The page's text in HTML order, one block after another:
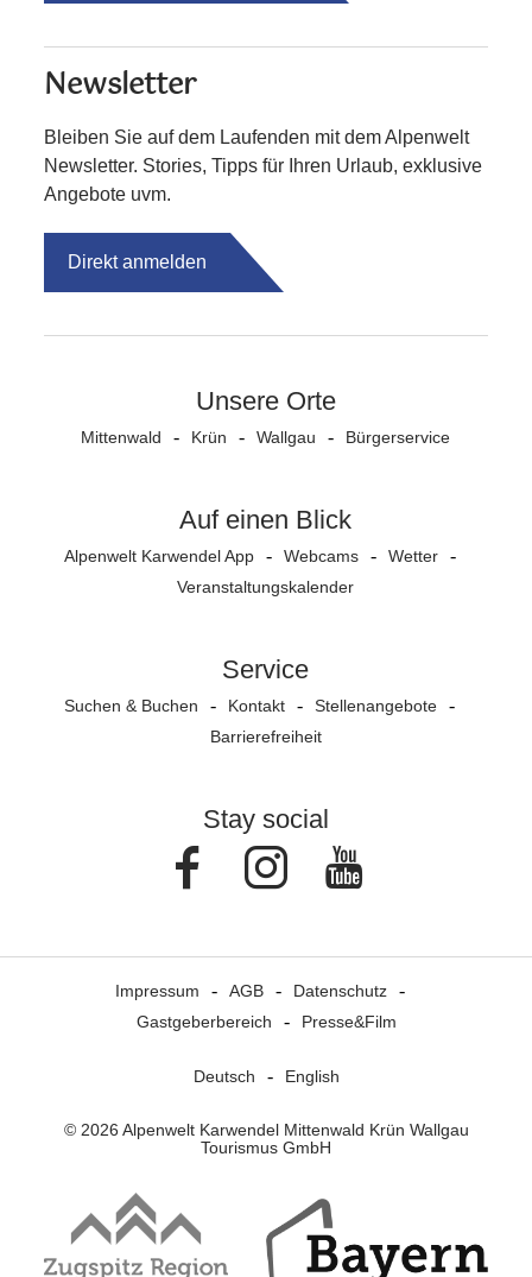
Newsletter
Bleiben Sie auf dem Laufenden mit dem Alpenwelt
Newsletter. Stories, Tipps für Ihren Urlaub, exklusive
Angebote uvm.
Direkt anmelden
Unsere Orte
Mittenwald Krün Wallgau Bürgerservice
Auf einen Blick
Alpenwelt Karwendel App Webcams
Wetter
Veranstaltungs­kalender
Service
Suchen & Buchen Kontakt
Stellenangebote
Barrierefreiheit
Stay social
FacebookInstagram
Impressum AGB
Datenschutz
Gastgeberbereich
Presse&Film
Deutsch English
© 2026 Alpenwelt Karwendel Mittenwald Krün Wallgau
Tourismus GmbH